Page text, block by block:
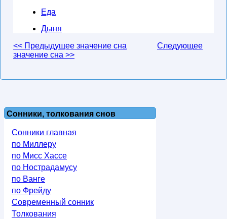
Еда
Дыня
<< Предыдущее значение сна
Следующее
значение сна >>
Сонники, толкования снов
Сонники главная
по Миллеру
по Мисс Хассе
по Нострадамусу
по Ванге
по Фрейду
Современный сонник
Толкования